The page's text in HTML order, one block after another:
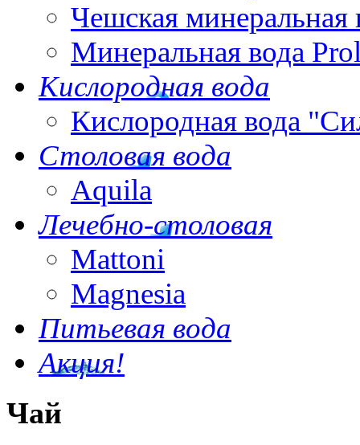
Чешская минеральная
Минеральная вода
Кислородная вода
Кислородная вода
Столовая вода
Aquila
Лечебно-столовая
Mattoni
Magnesia
Питьевая вода
Акция!
Чай